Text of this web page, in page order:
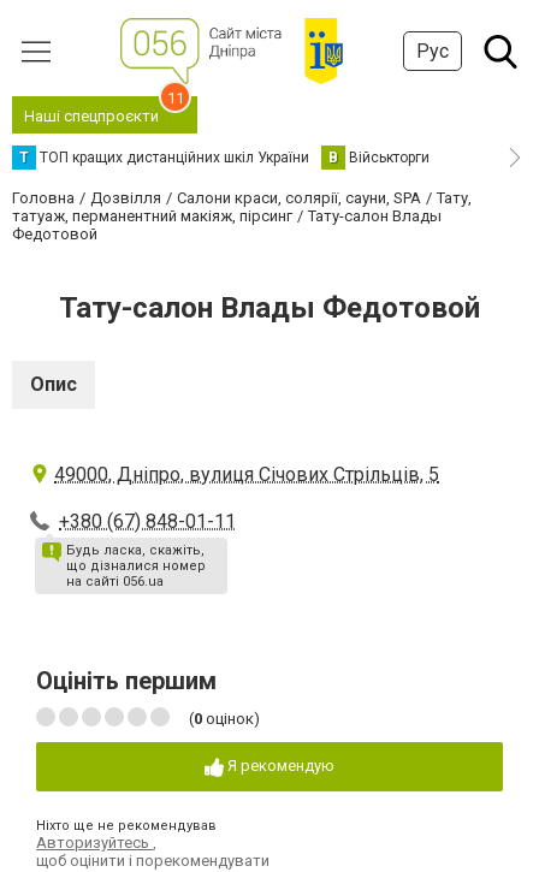
Рус
Наші спецпроєкти
11
Т ТОП кращих дистанційних шкіл України В Військторги
Головна Дозвілля Салони краси, солярії, сауни, SPA
Тату,
татуаж, перманентний макіяж, пірсинг
Тату-салон Влады
Федотовой
Тату-салон Влады Федотовой
Опис
49000, Дніпро, вулиця Січових Стрільців, 5
+380 (67) 848-01-11
Будь ласка, скажіть,
що дізналися номер
на сайті 056.ua
Оцініть першим
(0 оцінок)
Я рекомендую
Ніхто ще не рекомендував
Авторизуйтесь
щоб оцінити і порекомендувати